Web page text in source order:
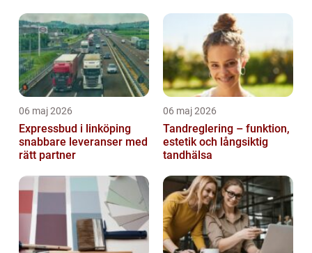
06 maj 2026
Expressbud i linköping
snabbare leveranser med
rätt partner
06 maj 2026
Tandreglering – funktion,
estetik och långsiktig
tandhälsa